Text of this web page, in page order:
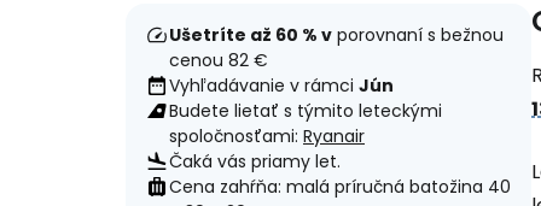
Ušetríte až 60 % v porovnaní s bežnou
cenou 82 €
Vyhľadávanie v rámci Jún
Budete lietať s týmito leteckými
spoločnosťami: Ryanair
Čaká vás priamy let.
Cena zahŕňa: malá príručná batožina 40